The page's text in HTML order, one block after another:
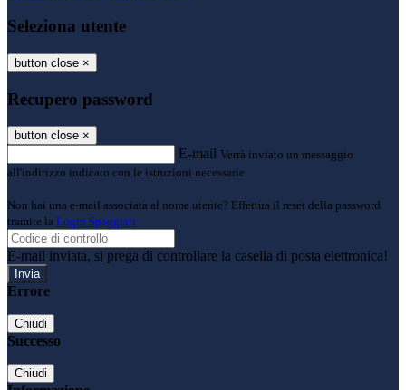
Seleziona utente
button close ×
Recupero password
button close ×
E-mail Verrà inviato un messaggio
all'indirizzo indicato con le istruzioni necessarie.
Non hai una e-mail associata al nome utente? Effettua il reset della password
tramite la Login Spaggiari
E-mail inviata, si prega di controllare la casella di posta elettronica!
Errore
Chiudi
Successo
Chiudi